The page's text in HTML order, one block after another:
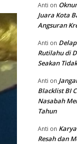
Anti on
Juara Kota
Angsuran
Anti on
Rutilahu di
Seakan
Anti on
Blacklist BI
Nasabah
Tahun
Anti on
Resah dan